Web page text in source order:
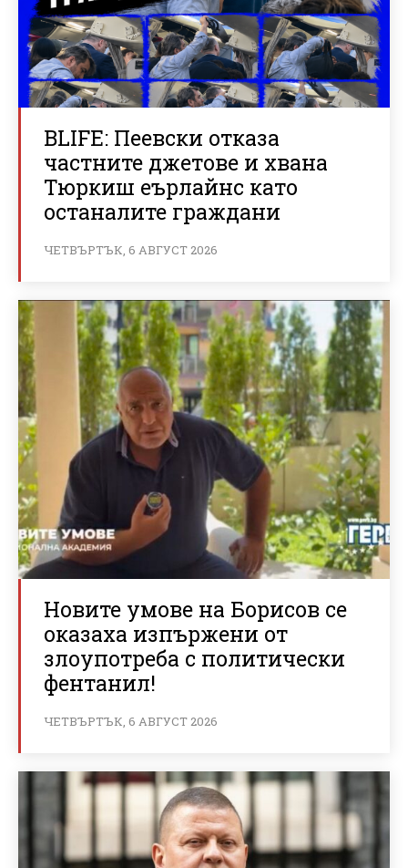
BLIFE: Пеевски отказа
частните джетове и хвана
Тюркиш еърлайнс като
останалите граждани
ЧЕТВЪРТЪК, 6 АВГУСТ 2026
Новите умове на Борисов се
оказаха изпържени от
злоупотреба с политически
фентанил!
ЧЕТВЪРТЪК, 6 АВГУСТ 2026